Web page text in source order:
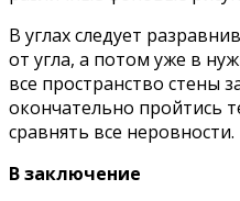
В углах следует
от угла, а потом уже в
все пространство стены
окончательно пройтись
сравнять все неровности.
В заключение